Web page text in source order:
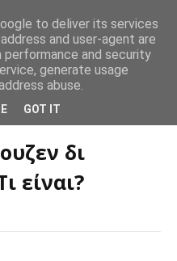
καλοσύνης βοηθούν και
να τρως τα ίδια
δι αντιπροσώπου: Τι
δι
είναι?
to deliver its services
and user-agent are
performance and security
generate usage
abuse.
GOT IT